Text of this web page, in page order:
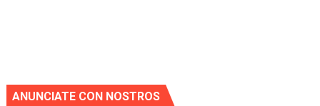
ANUNCIATE CON NOSTROS